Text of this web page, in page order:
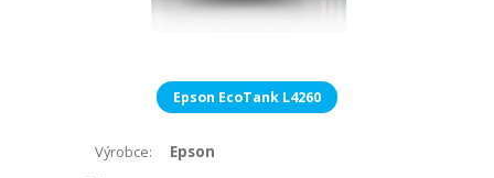
Epson EcoTank L4260
Výrobce: Epson